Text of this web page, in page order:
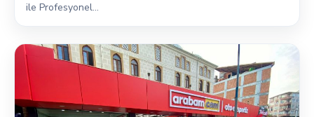
ile Profesyonel…